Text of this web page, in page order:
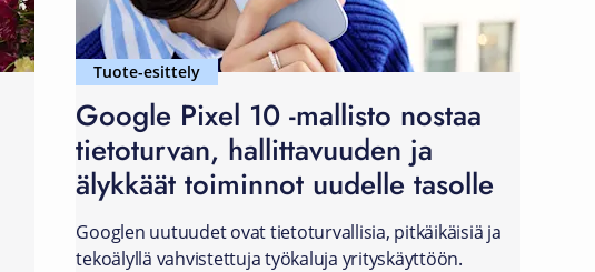
Tuote-esittely
Google Pixel 10 -mallisto nostaa
tietoturvan, hallittavuuden ja
älykkäät toiminnot uudelle tasolle
Googlen uutuudet ovat tietoturvallisia, pitkäikäisiä ja
tekoälyllä vahvistettuja työkaluja yrityskäyttöön.